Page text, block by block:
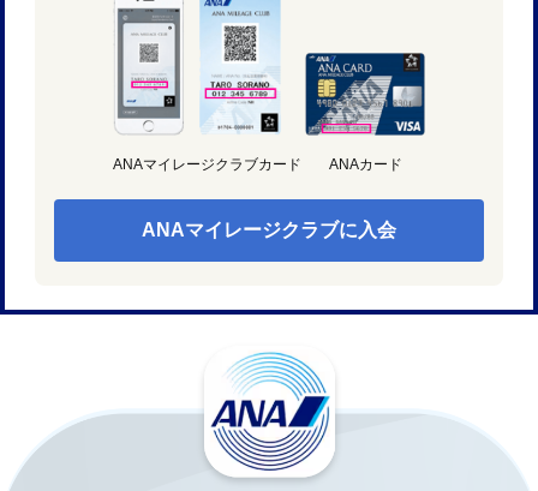
ANAマイレージクラブカード ANAカード
ANAマイレージクラブに入会